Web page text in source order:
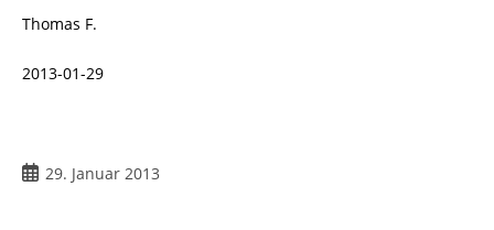
Thomas F.
2013-01-29
29. Januar 2013